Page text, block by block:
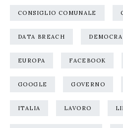
CONSIGLIO COMUNALE
DATA BREACH
EUROPA FACEBOOK
GOOGLE GOVERNO
ITALIA LAVORO